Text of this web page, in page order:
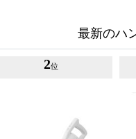
最新のハ
2位